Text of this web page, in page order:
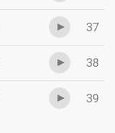
37
38
39